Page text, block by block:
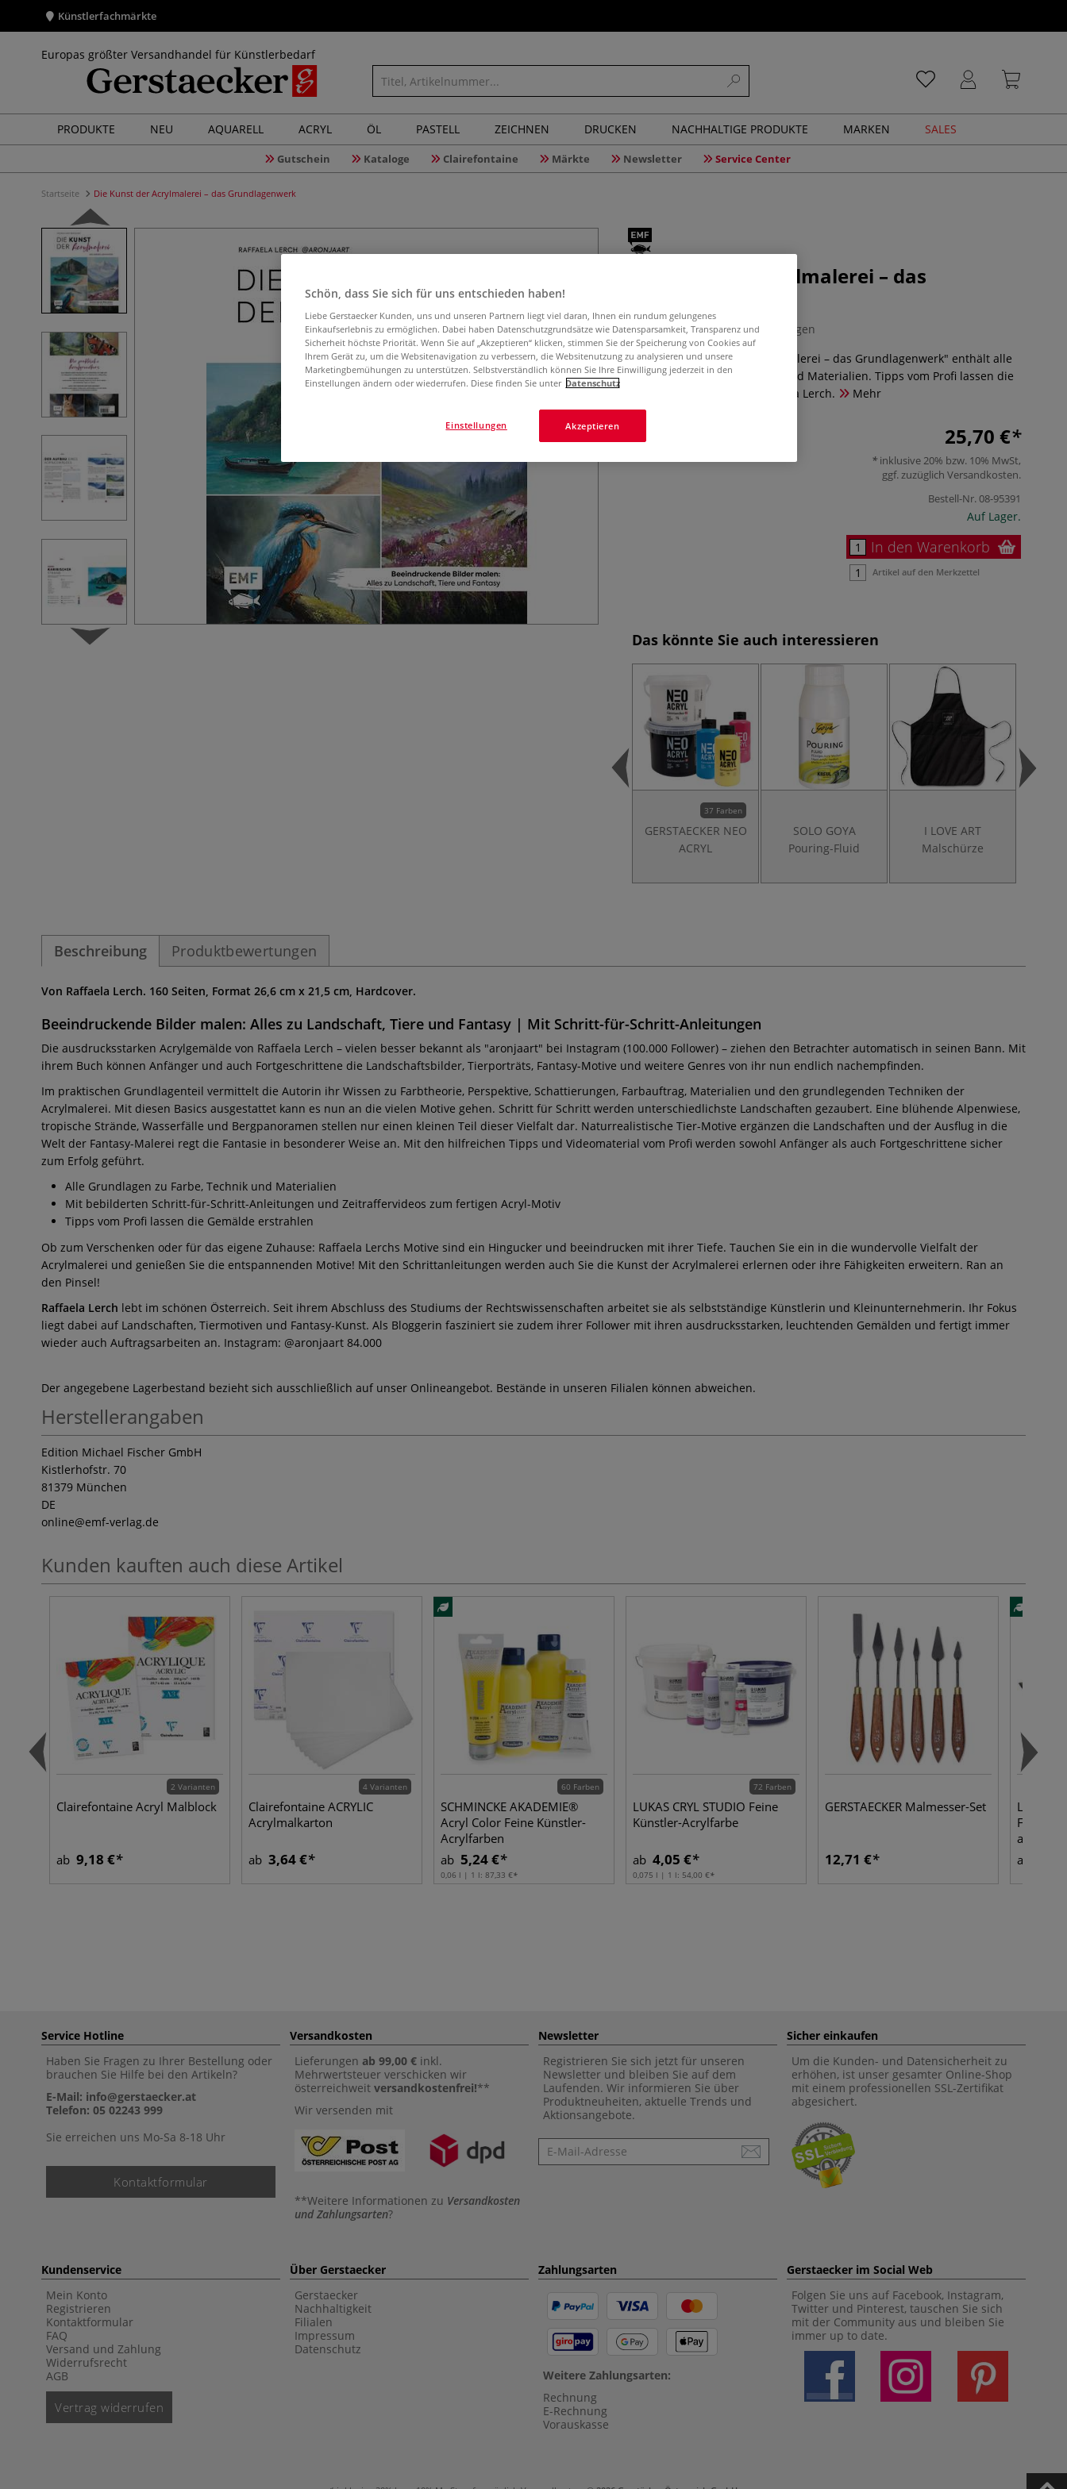
Künstlerfachmärkte
Europas größter Versandhandel für Künstlerbedarf
PRODUKTE NEU AQUARELL ACRYL ÖL PASTELL ZEICHNEN DRUCKEN NACHHALTIGE PRODUKTE MARKEN SALES
Gutschein Kataloge Clairefontaine Märkte Newsletter Service Center
Startseite Die Kunst der Acrylmalerei – das Grundlagenwerk
Die Kunst der Acrylmalerei – das
0 Bewertungen
Das Buch "Die Kunst der Acrylmalerei – das Grundlagenwerk" enthält alle
Grundlagen zu Farbe, Technik und Materialien. Tipps vom Profi lassen die
Gemälde erstrahlen. Von Raffaela Lerch.
Mehr
25,70 €
inklusive 20% bzw. 10% MwSt,
ggf. zuzüglich Versandkosten.
Bestell-Nr.08-95391
Auf Lager.
In den Warenkorb
Artikel auf den Merkzettel
Das könnte Sie auch interessieren
37 Farben
GERSTAECKER NEO
ACRYL
SOLO GOYA
Pouring-Fluid
I LOVE ART
Malschürze
Beschreibung Produktbewertungen
Von Raffaela Lerch. 160 Seiten, Format 26,6 cm x 21,5 cm, Hardcover.
Beeindruckende Bilder malen: Alles zu Landschaft, Tiere und Fantasy | Mit Schritt-für-Schritt-Anleitungen
Die ausdrucksstarken Acrylgemälde von Raffaela Lerch – vielen besser bekannt als "aronjaart" bei Instagram (100.000 Follower) – ziehen den Betrachter automatisch in seinen Bann. Mit
ihrem Buch können Anfänger und auch Fortgeschrittene die Landschaftsbilder, Tierporträts, Fantasy-Motive und weitere Genres von ihr nun endlich nachempfinden.
Im praktischen Grundlagenteil vermittelt die Autorin ihr Wissen zu Farbtheorie, Perspektive, Schattierungen, Farbauftrag, Materialien und den grundlegenden Techniken der
Acrylmalerei. Mit diesen Basics ausgestattet kann es nun an die vielen Motive gehen. Schritt für Schritt werden unterschiedlichste Landschaften gezaubert. Eine blühende Alpenwiese,
tropische Strände, Wasserfälle und Bergpanoramen stellen nur einen kleinen Teil dieser Vielfalt dar. Naturrealistische Tier-Motive ergänzen die Landschaften und der Ausflug in die
Welt der Fantasy-Malerei regt die Fantasie in besonderer Weise an. Mit den hilfreichen Tipps und Videomaterial vom Profi werden sowohl Anfänger als auch Fortgeschrittene sicher
zum Erfolg geführt.
Alle Grundlagen zu Farbe, Technik und Materialien
Mit bebilderten Schritt-für-Schritt-Anleitungen und Zeitraffervideos zum fertigen Acryl-Motiv
Tipps vom Profi lassen die Gemälde erstrahlen
Ob zum Verschenken oder für das eigene Zuhause: Raffaela Lerchs Motive sind ein Hingucker und beeindrucken mit ihrer Tiefe. Tauchen Sie ein in die wundervolle Vielfalt der
Acrylmalerei und genießen Sie die entspannenden Motive! Mit den Schrittanleitungen werden auch Sie die Kunst der Acrylmalerei erlernen oder ihre Fähigkeiten erweitern. Ran an
den Pinsel!
Raffaela Lerch lebt im schönen Österreich. Seit ihrem Abschluss des Studiums der Rechtswissenschaften arbeitet sie als selbstständige Künstlerin und Kleinunternehmerin. Ihr Fokus
liegt dabei auf Landschaften, Tiermotiven und Fantasy-Kunst. Als Bloggerin fasziniert sie zudem ihrer Follower mit ihren ausdrucksstarken, leuchtenden Gemälden und fertigt immer
wieder auch Auftragsarbeiten an. Instagram: @aronjaart 84.000
Der angegebene Lagerbestand bezieht sich ausschließlich auf unser Onlineangebot. Bestände in unseren Filialen können abweichen.
Herstellerangaben
Edition Michael Fischer GmbH
Kistlerhofstr. 70
81379 München
DE
online@emf-verlag.de
Kunden kauften auch diese Artikel
2 Varianten
Clairefontaine Acryl Malblock
ab 9,18 €
4 Varianten
Clairefontaine ACRYLIC
Acrylmalkarton
ab 3,64 €
60 Farben
SCHMINCKE AKADEMIE®
Acryl Color Feine Künstler-
Acrylfarben
ab 5,24 €
0,06 l | 1 l: 87,33 €
72 Farben
LUKAS CRYL STUDIO Feine
Künstler-Acrylfarbe
ab 4,05 €
0,075 l | 1 l: 54,00 €
GERSTAECKER Malmesser-Set
12,71 €
Léonard
ab
Service Hotline
Haben Sie Fragen zu Ihrer Bestellung oder
brauchen Sie Hilfe bei den Artikeln?
E-Mail: info@gerstaecker.at
Telefon: 05 02243 999
Sie erreichen uns Mo-Sa 8-18 Uhr
Kontaktformular
Versandkosten
Lieferungen ab 99,00 € inkl.
Mehrwertsteuer verschicken wir
österreichweit versandkostenfrei!**
Wir versenden mit
**Weitere Informationen zu Versandkosten
und Zahlungsarten?
Newsletter
Registrieren Sie sich jetzt für unseren
Newsletter und bleiben Sie auf dem
Laufenden. Wir informieren Sie über
Produktneuheiten, aktuelle Trends und
Aktionsangebote.
Newsletter
Sicher einkaufen
Um die Kunden- und Datensicherheit zu
erhöhen, ist unser gesamter Online-Shop
mit einem professionellen SSL-Zertifikat
abgesichert.
Kundenservice
Mein Konto
Registrieren
Kontaktformular
FAQ
Versand und Zahlung
Widerrufsrecht
AGB
Vertrag widerrufen
Über Gerstaecker
Gerstaecker
Nachhaltigkeit
Filialen
Impressum
Datenschutz
Zahlungsarten
Weitere Zahlungsarten:
Rechnung
E-Rechnung
Vorauskasse
Gerstaecker im Social Web
Folgen Sie uns auf Facebook, Instagram,
Twitter und Pinterest, tauschen Sie sich
mit der Community aus und bleiben Sie
immer up to date.
Schön, dass Sie sich für uns entschieden haben!
Liebe Gerstaecker Kunden, uns und unseren Partnern liegt viel daran, Ihnen ein rundum gelungenes
Einkaufserlebnis zu ermöglichen. Dabei haben Datenschutzgrundsätze wie Datensparsamkeit, Transparenz und
Sicherheit höchste Priorität. Wenn Sie auf „Akzeptieren“ klicken, stimmen Sie der Speicherung von Cookies auf
Ihrem Gerät zu, um die Websitenavigation zu verbessern, die Websitenutzung zu analysieren und unsere
Marketingbemühungen zu unterstützen. Selbstverständlich können Sie Ihre Einwilligung jederzeit in den
Einstellungen ändern oder wiederrufen. Diese finden Sie unter Datenschutz
Akzeptieren
Einstellungen